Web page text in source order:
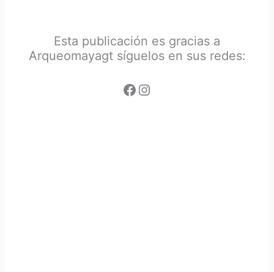
Esta publicación es gracias a
Arqueomayagt síguelos en sus redes: